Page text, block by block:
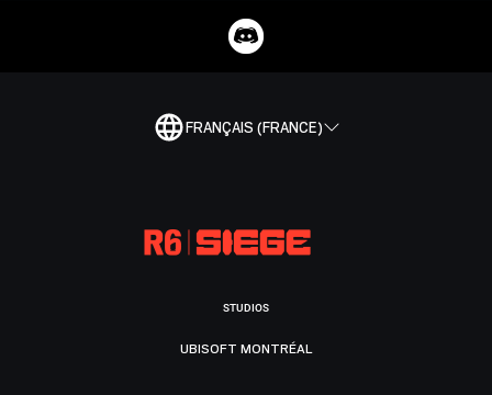
FRANÇAIS (FRANCE)
STUDIOS
UBISOFT MONTRÉAL